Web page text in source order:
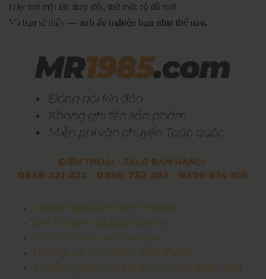
Hãy thử một lần thay đổi, thử một bộ đồ mới.
Và bạn sẽ thấy — anh ấy nghiện bạn như thế nào.
Thuốc ngửi kích dục Popper
Gel bôi trơn và bao cao su
Cốc thủ dâm, âm đạo giả
Dương vật giả nhiều kích thước
Thuốc cường dương kích nứng dành cho